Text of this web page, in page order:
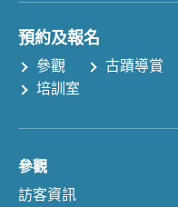
預約及報名
參觀 古蹟導賞
培訓室
參觀
訪客資訊